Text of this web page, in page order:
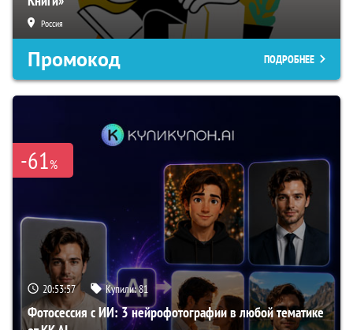
Россия
Промокод ПОДРОБНЕЕ
-61%
20:53:56 Купили:81
Фотосессия с ИИ: 3 нейрофотографии в любой тематике